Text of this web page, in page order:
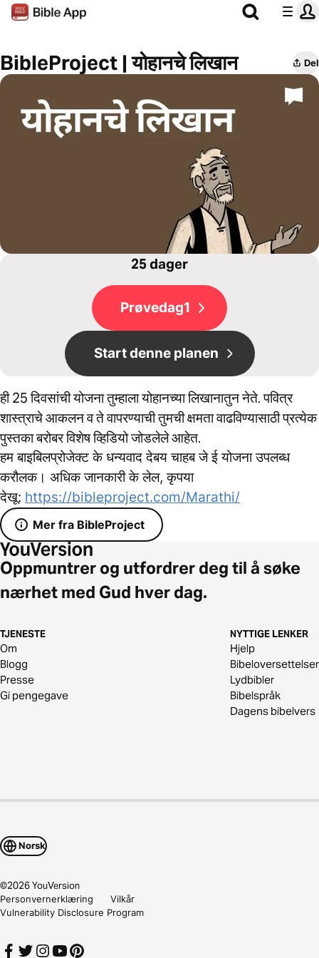
BibleProject | योहानचे लिखान Del
25 dager
Prøvedag1
Start denne planen
ही 25 दिवसांची योजना तुम्हाला योहानच्या लिखानातुन नेते. पवित्र
शास्त्राचे आकलन व ते वापरण्याची तुमची क्षमता वाढविण्यासाठी प्रत्येक
पुस्तका बरोबर विशेष व्हिडियो जोडलेले आहेत.
हम बाइबिलप्रोजेक्ट के धन्यवाद देबय चाहब जे ई योजना उपलब्ध
करौलक। अधिक जानकारी के लेल, कृपया
देखू: https://bibleproject.com/Marathi/
Mer fra BibleProject
Oppmuntrer og utfordrer deg til å søke
nærhet med Gud hver dag.
TJENESTE
Om
Blogg
Presse
Gi pengegave
NYTTIGE LENKER
Hjelp
Bibeloversettelser
Lydbibler
Bibelspråk
Dagens bibelvers
Norsk
©2026YouVersion
Personvernerklæring
Vilkår
Vulnerability Disclosure Program